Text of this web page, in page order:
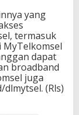
yang
termasuk
MyTelkomsel
dapat
broadband
juga
(Rls)